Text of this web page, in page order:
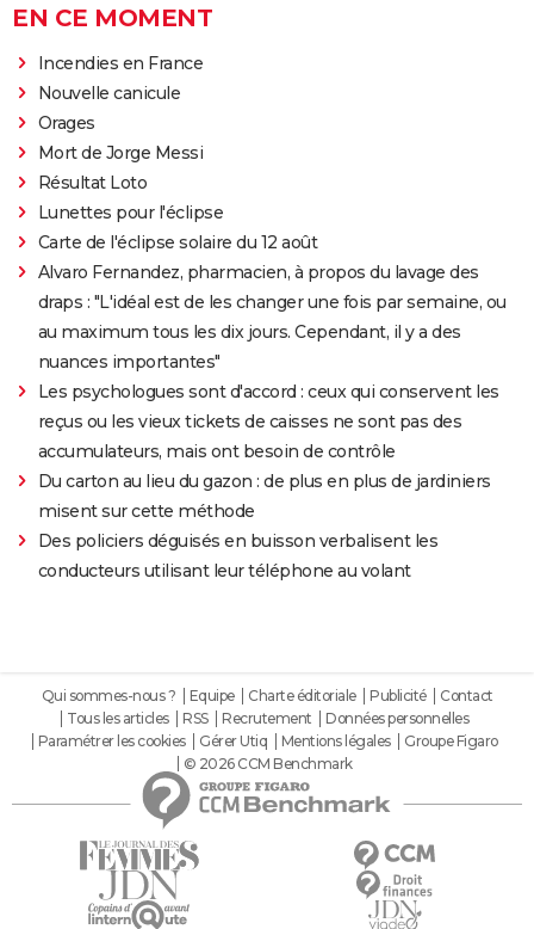
EN CE MOMENT
Incendies en France
Nouvelle canicule
Orages
Mort de Jorge Messi
Résultat Loto
Lunettes pour l'éclipse
Carte de l'éclipse solaire du 12 août
Alvaro Fernandez, pharmacien, à propos du lavage des
draps : "L'idéal est de les changer une fois par semaine, ou
au maximum tous les dix jours. Cependant, il y a des
nuances importantes"
Les psychologues sont d'accord : ceux qui conservent les
reçus ou les vieux tickets de caisses ne sont pas des
accumulateurs, mais ont besoin de contrôle
Du carton au lieu du gazon : de plus en plus de jardiniers
misent sur cette méthode
Des policiers déguisés en buisson verbalisent les
conducteurs utilisant leur téléphone au volant
Qui sommes-nous ? Equipe Charte éditoriale Publicité
Contact
Tous les articles
RSS Recrutement
Données personnelles
Paramétrer les cookies
Gérer Utiq Mentions légales
Groupe Figaro
© 2026 CCM Benchmark